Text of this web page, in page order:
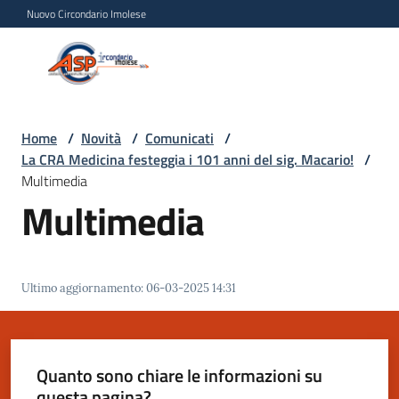
Vai al contenuto
Vai alla navigazione
Vai al footer
Nuovo Circondario Imolese
Persona
Circondario
siamo
Progetti
Home / Novità / Comunicati /
La CRA Medicina festeggia i 101 anni del sig. Macario! /
Multimedia
Multimedia
Ultimo aggiornamento:06-03-2025 14:31
Quanto sono chiare le informazioni su